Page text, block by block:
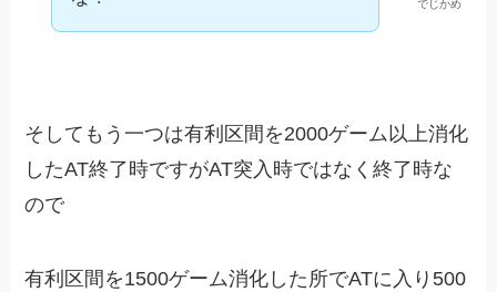
でじかめ
そしてもう一つは有利区間を2000ゲーム以上消化
したAT終了時ですがAT突入時ではなく終了時な
ので
有利区間を1500ゲーム消化した所でATに入り500